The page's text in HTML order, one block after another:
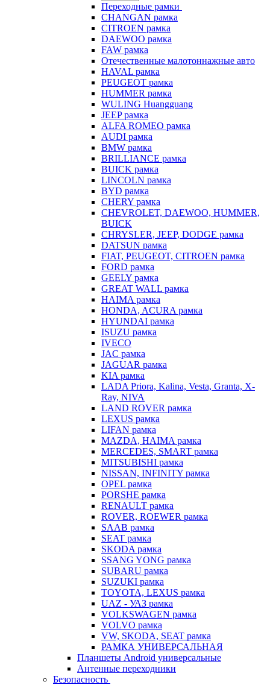
Переходные рамки
CHANGAN рамка
CITROEN рамка
DAEWOO рамка
FAW рамка
Отечественные малотоннажные авто
HAVAL рамка
PEUGEOT рамка
HUMMER рамка
WULING Huangguang
JEEP рамка
ALFA ROMEO рамка
AUDI рамка
BMW рамка
BRILLIANCE рамка
BUICK рамка
LINCOLN рамка
BYD рамка
CHERY рамка
CHEVROLET, DAEWOO, HUMMER,
BUICK
CHRYSLER, JEEP, DODGE рамка
DATSUN рамка
FIAT, PEUGEOT, CITROEN рамка
FORD рамка
GEELY рамка
GREAT WALL рамка
HAIMA рамка
HONDA, ACURA рамка
HYUNDAI рамка
ISUZU рамка
IVECO
JAC рамка
JAGUAR рамка
KIA рамка
LADA Priora, Kalina, Vesta, Granta, X-
Ray, NIVA
LAND ROVER рамка
LEXUS рамка
LIFAN рамка
MAZDA, HAIMA рамка
MERCEDES, SMART рамка
MITSUBISHI рамка
NISSAN, INFINITY рамка
OPEL рамка
PORSHE рамка
RENAULT рамка
ROVER, ROEWER рамка
SAAB рамка
SEAT рамка
SKODA рамка
SSANG YONG рамка
SUBARU рамка
SUZUKI рамка
TOYOTA, LEXUS рамка
UAZ - УАЗ рамка
VOLKSWAGEN рамка
VOLVO рамка
VW, SKODA, SEAT рамка
РАМКА УНИВЕРСАЛЬНАЯ
Планшеты Android универсальные
Антенные переходники
Безопасность